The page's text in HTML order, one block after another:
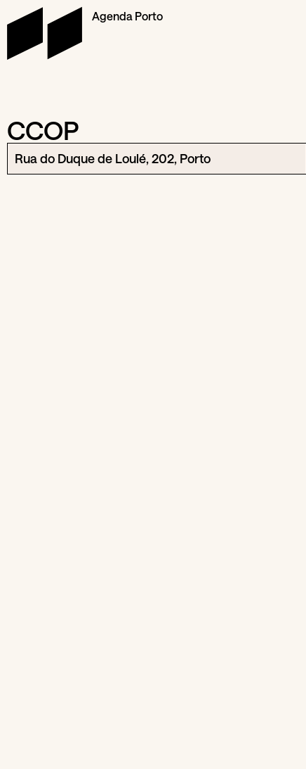
Agenda Porto
CCOP
Rua do Duque de Loulé, 202, Porto